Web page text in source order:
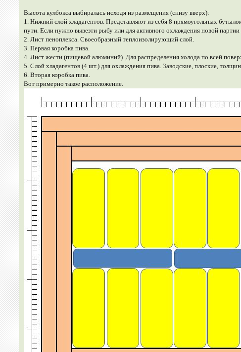
Высота кулбокса выбиралась исходя из размещения (снизу вверх):
1. Нижний слой хладагентов. Представляют из себя 8 прямоугольных
пути. Если нужно вывезти рыбу или для активного охлаждения новой партии
2. Лист пеноплекса. Своеобразный теплоизолирующий слой.
3. Первая коробка пива.
4. Лист жести (пищевой алюминий). Для распределения холода по всей
5. Слой хладагентов (4 шт.) для охлаждения пива. Заводские, плоские,
6. Вторая коробка пива.
Вот примерно такое расположение.